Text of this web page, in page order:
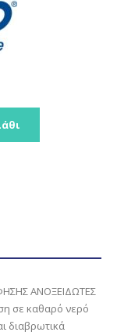
ANOΞΕΙΔΩΤΕΣ
σε καθαρό νερό
διαβρωτικά